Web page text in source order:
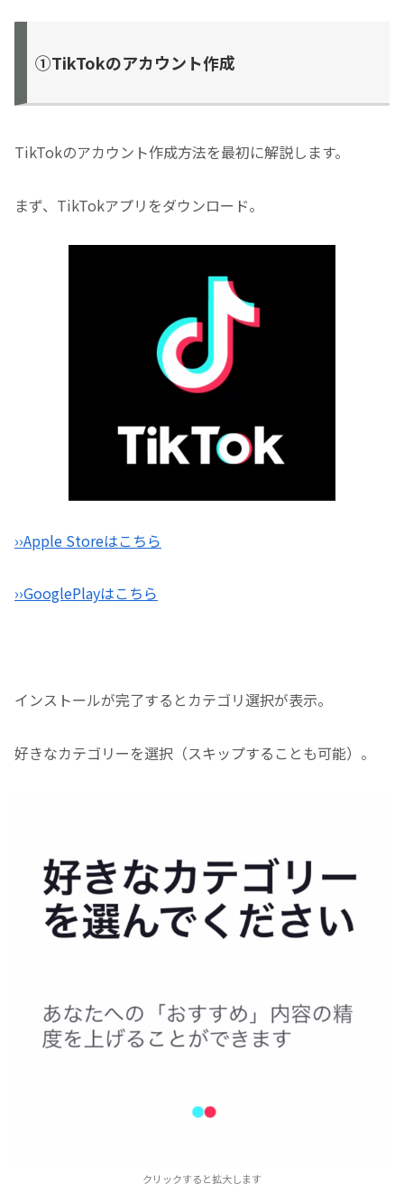
①TikTokのアカウント作成
TikTokのアカウント作成方法を最初に解説します。
まず、TikTokアプリをダウンロード。
››Apple Storeはこちら
››GooglePlayはこちら
インストールが完了するとカテゴリ選択が表示。
好きなカテゴリーを選択（スキップすることも可能）。
クリックすると拡大します